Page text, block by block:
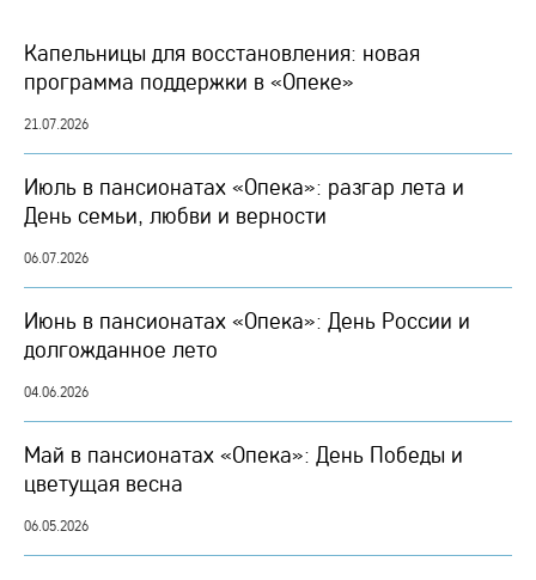
Капельницы для восстановления: новая
программа поддержки в «Опеке»
21.07.2026
Июль в пансионатах «Опека»: разгар лета и
День семьи, любви и верности
06.07.2026
Июнь в пансионатах «Опека»: День России и
долгожданное лето
04.06.2026
Май в пансионатах «Опека»: День Победы и
цветущая весна
06.05.2026